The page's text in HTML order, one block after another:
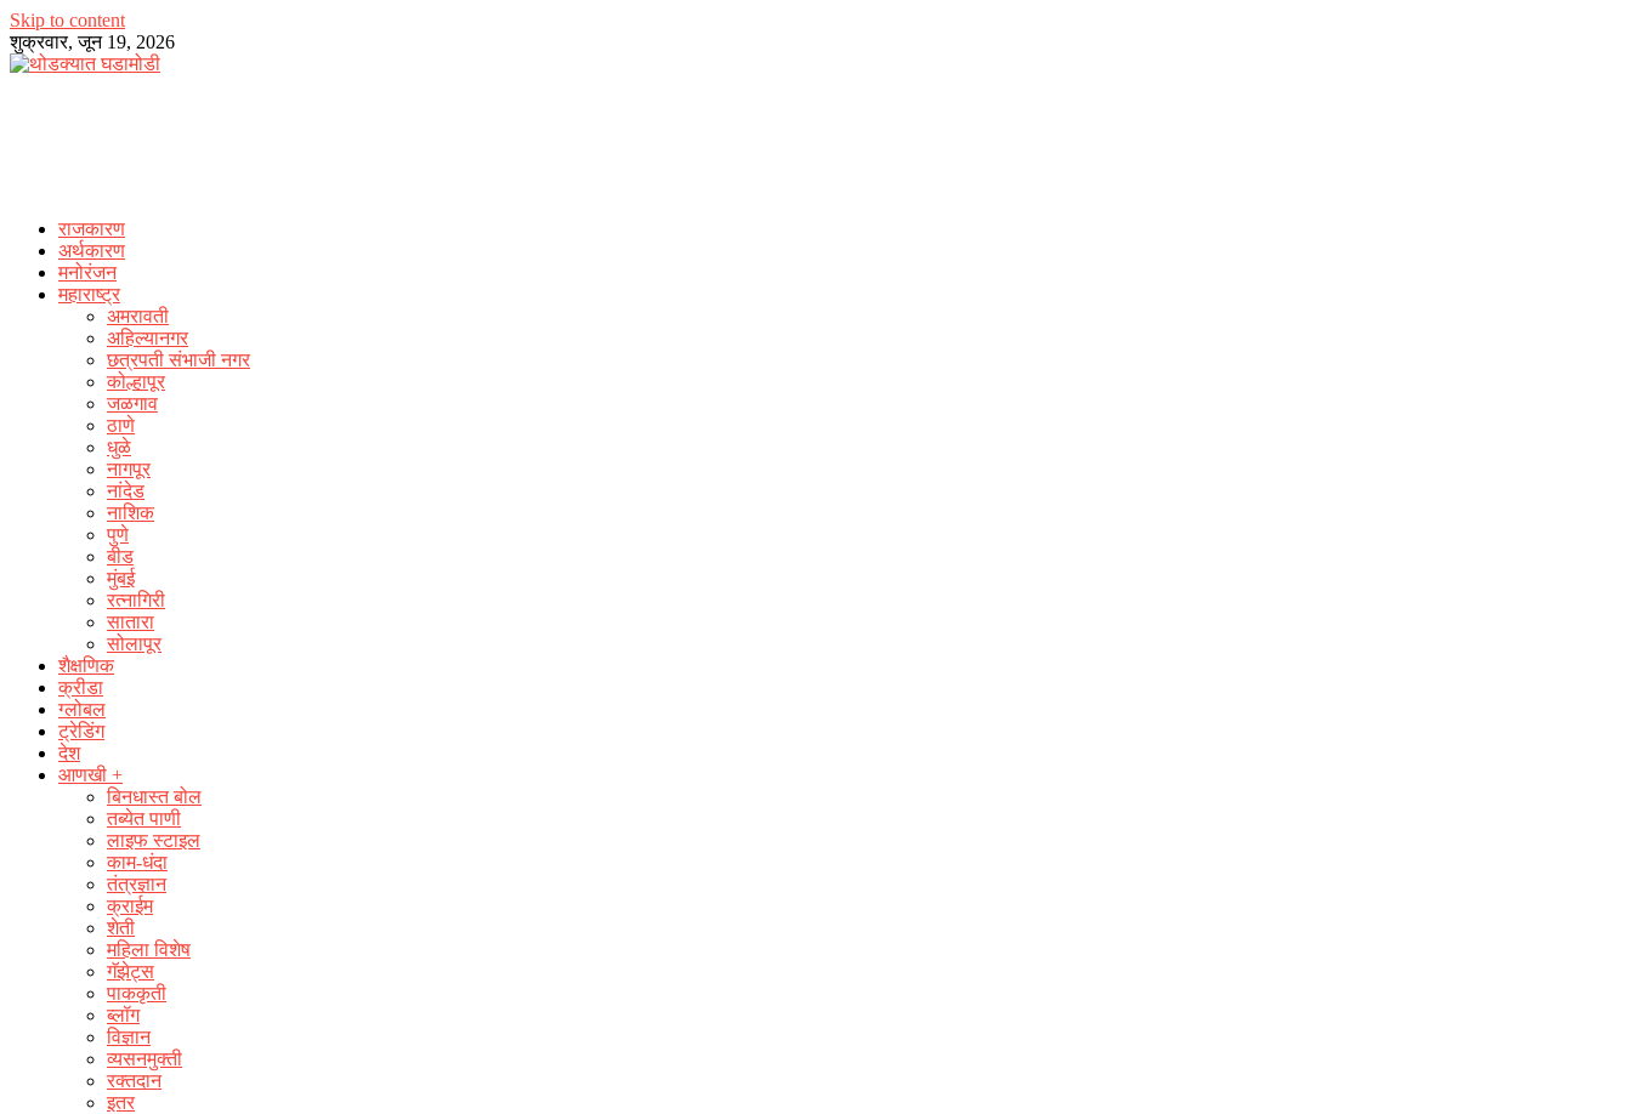
Skip to content
शुक्रवार, जून 19, 2026
राजकारण
अर्थकारण
मनोरंजन
महाराष्ट्र
अमरावती
अहिल्यानगर
छत्रपती संभाजी नगर
कोल्हापूर
जळगाव
ठाणे
धुळे
नागपूर
नांदेड
नाशिक
पुणे
बीड
मुंबई
रत्नागिरी
सातारा
सोलापूर
शैक्षणिक
क्रीडा
ग्लोबल
ट्रेडिंग
देश
आणखी +
बिनधास्त बोल
तब्येत पाणी
लाइफ स्टाइल
काम-धंदा
तंत्रज्ञान
क्राईम
शेती
महिला विशेष
गॅझेट्स
पाककृती
ब्लॉग
विज्ञान
व्यसनमुक्ती
रक्‍तदान
इतर